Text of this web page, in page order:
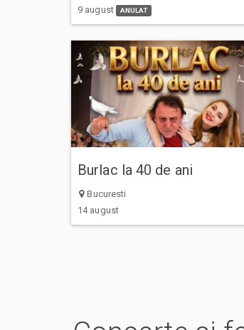
9 august
ANULAT
Burlac la 40 de ani
Bucuresti
14 august